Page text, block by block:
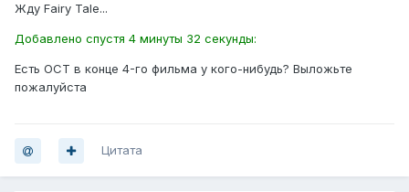
Жду Fairy Tale...
Добавлено спустя 4 минуты 32 секунды:
Есть ОСТ в конце 4-го фильма у кого-нибудь? Выложьте
пожалуйста
Цитата